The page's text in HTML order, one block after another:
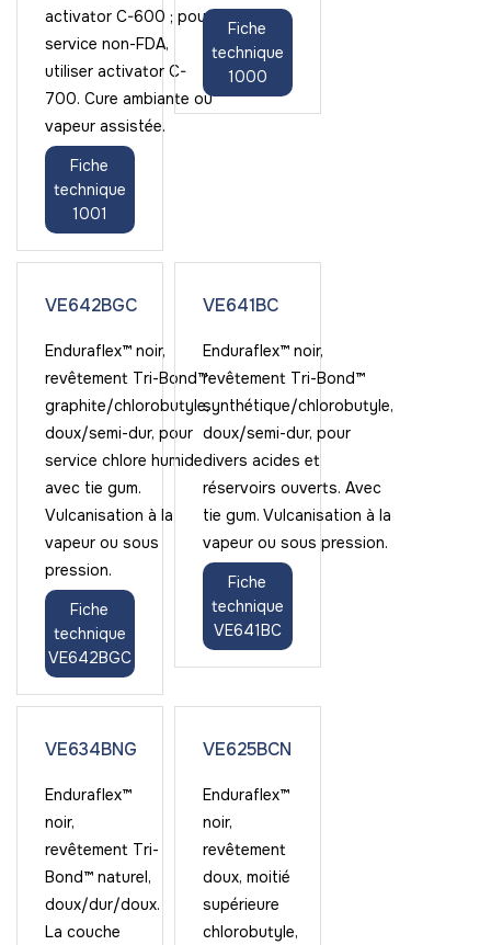
activator C-600 ; pour
service non-FDA,
utiliser activator C-
700. Cure ambiante ou
vapeur assistée.
Fiche
technique
1001
Fiche
technique
1000
VE642BGC
Enduraflex™ noir,
revêtement Tri-Bond™
graphite/chlorobutyle,
doux/semi-dur, pour
service chlore humide
avec tie gum.
Vulcanisation à la
vapeur ou sous
pression.
Fiche
technique
VE642BGC
VE641BC
Enduraflex™ noir,
revêtement Tri-Bond™
synthétique/chlorobutyle,
doux/semi-dur, pour
divers acides et
réservoirs ouverts. Avec
tie gum. Vulcanisation à la
vapeur ou sous pression.
Fiche
technique
VE641BC
VE634BNG
Enduraflex™
noir,
revêtement Tri-
Bond™ naturel,
doux/dur/doux.
La couche
VE625BCN
Enduraflex™
noir,
revêtement
doux, moitié
supérieure
chlorobutyle,